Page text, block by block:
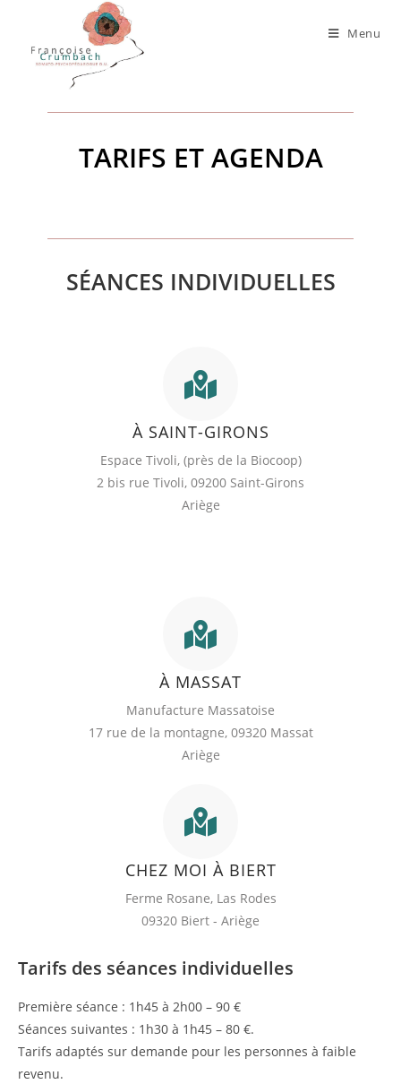
Menu
TARIFS ET AGENDA
SÉANCES INDIVIDUELLES
À SAINT-GIRONS
Espace Tivoli, (près de la Biocoop)
2 bis rue Tivoli, 09200 Saint-Girons
Ariège
À MASSAT
Manufacture Massatoise
17 rue de la montagne, 09320 Massat
Ariège
CHEZ MOI À BIERT
Ferme Rosane, Las Rodes
09320 Biert - Ariège
Tarifs des séances individuelles
Première séance : 1h45 à 2h00 – 90 €
Séances suivantes : 1h30 à 1h45 – 80 €.
Tarifs adaptés sur demande pour les personnes à faible
revenu.